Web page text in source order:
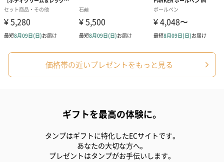
価格帯の近いプレゼントをもっと見る
ギフトを最高の体験に。
タンプはギフトに特化したECサイトです。
あなたの大切な方へ。
プレゼントはタンプがお手伝いします。